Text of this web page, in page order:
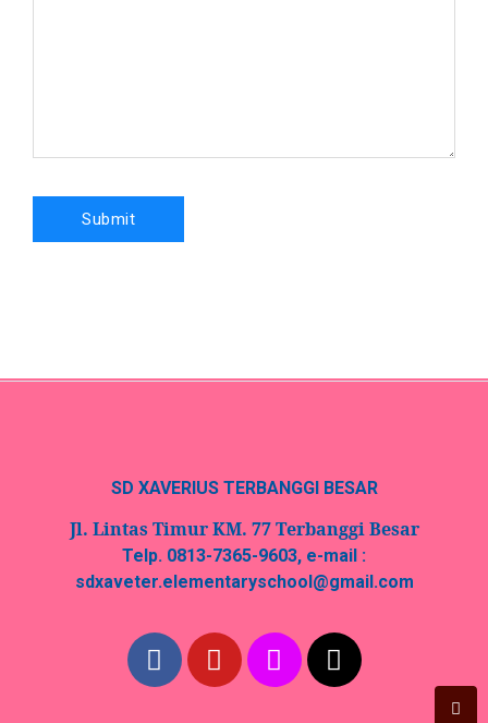
SD XAVERIUS TERBANGGI BESAR
Jl. Lintas Timur KM. 77 Terbanggi Besar
Telp. 0813-7365-9603, e-mail :
sdxaveter.elementaryschool@gmail.com